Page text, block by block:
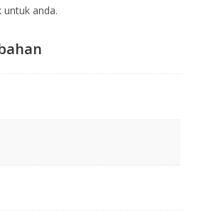
untuk anda.